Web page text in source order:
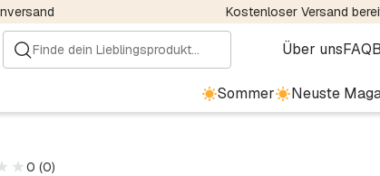
Kostenloser Versand
Über unsFAQ
Sommer Neuste
0 (0)